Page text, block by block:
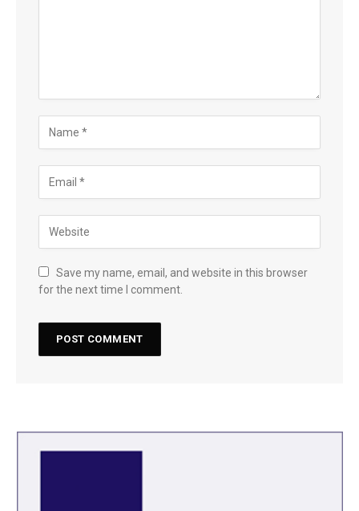
Save my name, email, and website in this browser
for the next time I comment.